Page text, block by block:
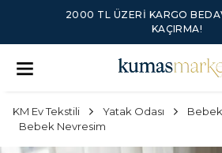
2000 TL ÜZERI KARGO
KAÇIRMA!
KM Ev Tekstili Yatak Odası
Bebek Nevresim